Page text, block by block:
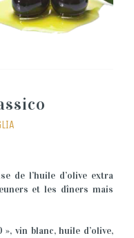
de l’huile d’olive extra
et les dîners mais
vin blanc, huile d’olive,